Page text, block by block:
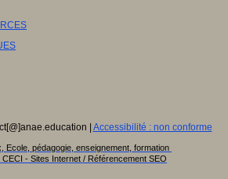
| Accessibilité : non conforme
Ecole, pédagogie, enseignement, formation
- Sites Internet / Référencement SEO